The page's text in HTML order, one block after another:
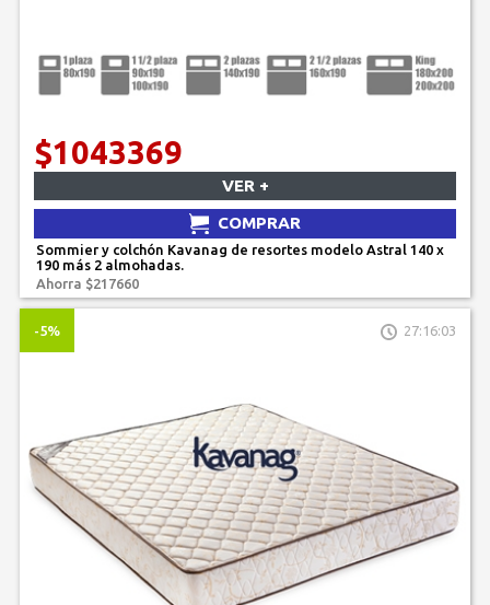
$1043369
VER +
COMPRAR
Sommier y colchón Kavanag de resortes modelo Astral 140 x
190 más 2 almohadas.
Ahorra $217660
-5% 27:16:03